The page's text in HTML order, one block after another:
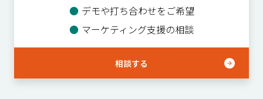
● デモや打ち合わせをご希望
● マーケティング支援の相談
相談する